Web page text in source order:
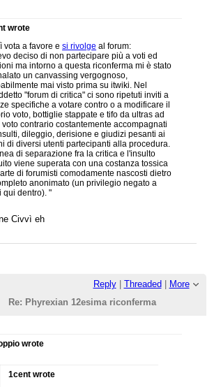
wrote
vota a favore esi rivolge al forum:
deciso di non partecipare più a voti ed
ma intorno a questa riconferma mi è stato
un canvassing vergognoso,
mai visto prima su itwiki. Nel
"forum di critica" ci sono ripetuti inviti a
specifiche a votare contro o a modificare il
voto, bottiglie stappate e tifo da ultras ad
voto contrario costantemente accompagnati
dileggio, derisione e giudizi pesanti ai
di diversi utenti partecipanti alla procedura.
di separazione fra la critica e l'insulto
viene superata con una costanza tossica
di forumisti comodamente nascosti dietro
anonimato (un privilegio negato a
qui dentro). "
Civvì eh
Reply| Threaded | More
Re: Phyrexian 12esima riconferma
wrote
1cent wrote